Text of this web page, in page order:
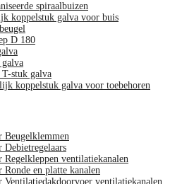
spiraalbuizen
koppelstuk galva voor buis
D 180
stuk galva
koppelstuk galva voor toebehoren
Beugelklemmen
Debietregelaars
Regelkleppen ventilatiekanalen
Ronde en platte kanalen
Ventilatiedakdoorvoer ventilatiekanalen